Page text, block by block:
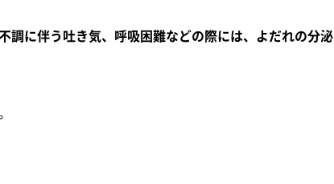
調に伴う吐き気、呼吸困難などの際には、よだれの分泌